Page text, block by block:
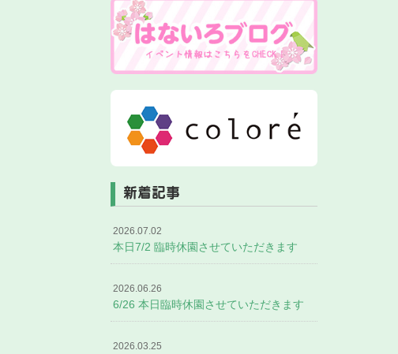
新着記事
2026.07.02
本日7/2 臨時休園させていただきます
2026.06.26
6/26 本日臨時休園させていただきます
2026.03.25